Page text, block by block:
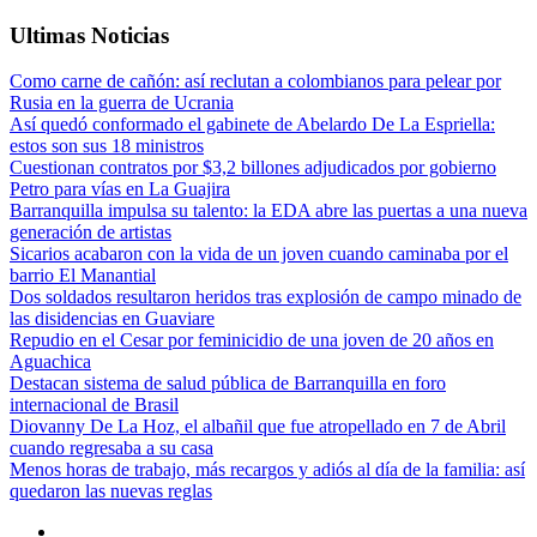
Ultimas Noticias
Como carne de cañón: así reclutan a colombianos para pelear por
Rusia en la guerra de Ucrania
Así quedó conformado el gabinete de Abelardo De La Espriella:
estos son sus 18 ministros
Cuestionan contratos por $3,2 billones adjudicados por gobierno
Petro para vías en La Guajira
Barranquilla impulsa su talento: la EDA abre las puertas a una nueva
generación de artistas
Sicarios acabaron con la vida de un joven cuando caminaba por el
barrio El Manantial
Dos soldados resultaron heridos tras explosión de campo minado de
las disidencias en Guaviare
Repudio en el Cesar por feminicidio de una joven de 20 años en
Aguachica
Destacan sistema de salud pública de Barranquilla en foro
internacional de Brasil
Diovanny De La Hoz, el albañil que fue atropellado en 7 de Abril
cuando regresaba a su casa
Menos horas de trabajo, más recargos y adiós al día de la familia: así
quedaron las nuevas reglas